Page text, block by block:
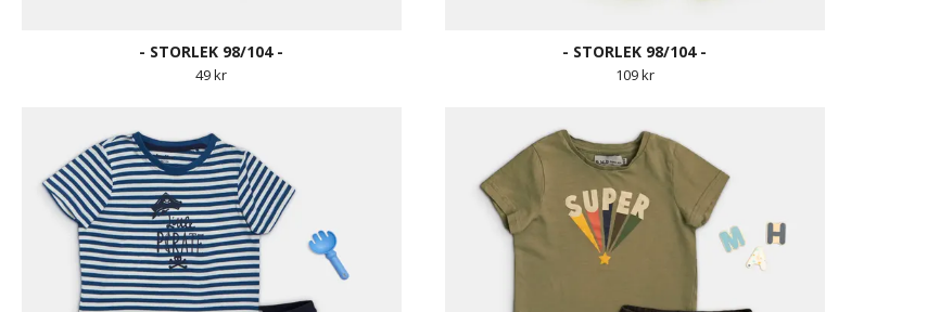
- STORLEK 98/104 -
49 kr
- STORLEK 98/104 -
109 kr